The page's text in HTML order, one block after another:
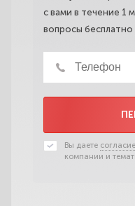
с вами в течение 1
вопросы бесплатно
Вы даете
компании и